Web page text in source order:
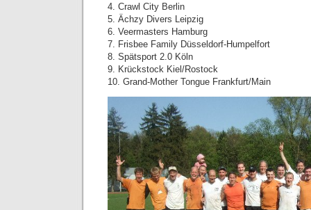
4. Crawl City Berlin
5. Ächzy Divers Leipzig
6. Veermasters Hamburg
7. Frisbee Family Düsseldorf-Humpelfort
8. Spätsport 2.0 Köln
9. Krückstock Kiel/Rostock
10. Grand-Mother Tongue Frankfurt/Main